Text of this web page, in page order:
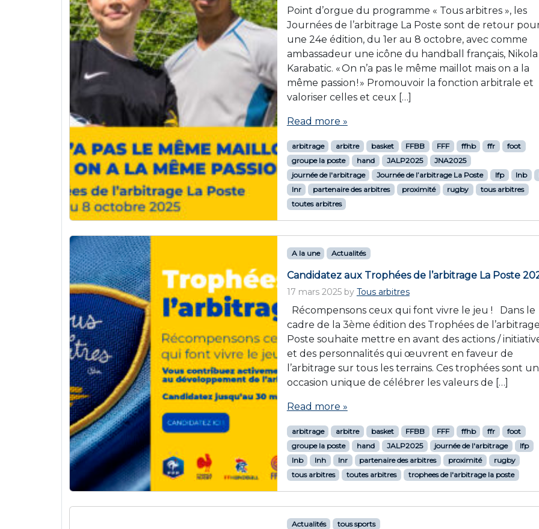
Point d’orgue du programme « Tous arbitres », les
Journées de l’arbitrage La Poste sont de retour
une 24e édition, du 1er au 8 octobre, avec comme
ambassadeur une icône du handball français, Nikola
Karabatic. « On n’a pas le même maillot mais on a la
même passion ! » Promouvoir la fonction arbitrale et
valoriser celles et ceux […]
Read more »
arbitrage arbitre basket FFBB FFF ffhb ffr
foot
groupe la poste
hand JALP2025
JNA2025
journée de l'arbitrage
Journée de l’arbitrage La Poste lfp lnb
lnr
partenaire des arbitres proximité rugby
tous arbitres
toutes arbitres
A la une Actualités
Candidatez aux Trophées de l’arbitrage La Poste
17 mars 2025by Tous arbitres
Récompensons ceux qui font vivre le jeu ! Dans le
cadre de la 3ème édition des Trophées de
Poste souhaite mettre en avant des actions /
et des personnalités qui œuvrent en faveur de
l’arbitrage sur tous les terrains. Ces trophées sont
occasion unique de célébrer les valeurs de […]
Read more »
arbitrage arbitre basket FFBB FFF ffhb ffr
foot
groupe la poste
hand JALP2025 journée de l'arbitrage
lfp
lnb
lnh lnr partenaire des arbitres proximité
rugby
tous arbitres
toutes arbitres trophees de l'arbitrage la poste
Actualités tous sports